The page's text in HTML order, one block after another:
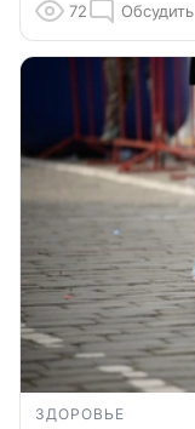
72 Обсудить
ЗДОРОВЬЕ